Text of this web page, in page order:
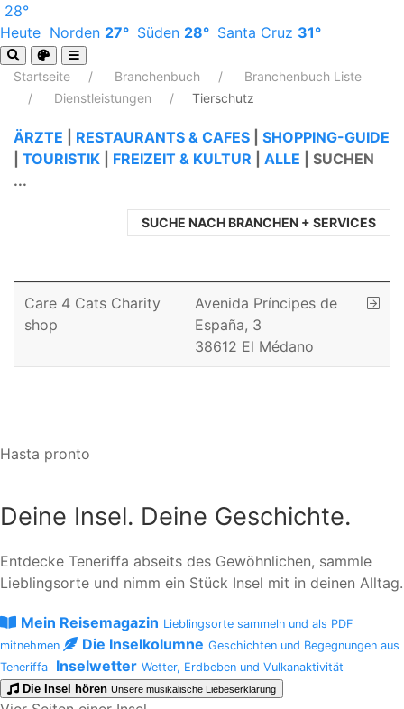
28°
Heute Norden 27° Süden 28° Santa Cruz 31°
Startseite Branchenbuch
Branchenbuch Liste
Dienstleistungen
Tierschutz
ÄRZTE RESTAURANTS & CAFES
SHOPPING-GUIDE
TOURISTIK FREIZEIT & KULTUR ALLE
SUCHEN
...
SUCHE NACH BRANCHEN + SERVICES
Care 4 Cats Charity
shop
Avenida Príncipes de
España, 3
38612 El Médano
Hasta pronto
Deine Insel. Deine Geschichte.
Entdecke Teneriffa abseits des Gewöhnlichen, sammle
Lieblingsorte und nimm ein Stück Insel mit in deinen Alltag.
Mein Reisemagazin Lieblingsorte sammeln und als PDF
mitnehmen
Die Inselkolumne Geschichten und Begegnungen aus
Teneriffa
Inselwetter Wetter, Erdbeben und Vulkanaktivität
Die Insel hören Unsere musikalische Liebeserklärung